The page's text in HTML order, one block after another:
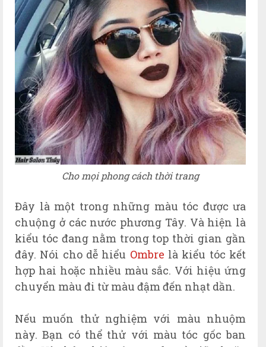
Cho mọi phong cách thời trang
Đây là một trong những màu tóc được ưa
chuộng ở các nước phương Tây. Và hiện là
kiểu tóc đang nằm trong top thời gian gần
đây. Nói cho dễ hiểu Ombre là kiểu tóc kết
hợp hai hoặc nhiều màu sắc. Với hiệu ứng
chuyển màu đi từ màu đậm đến nhạt dần.
Nếu muốn thử nghiệm với màu nhuộm
này. Bạn có thể thử với màu tóc gốc ban